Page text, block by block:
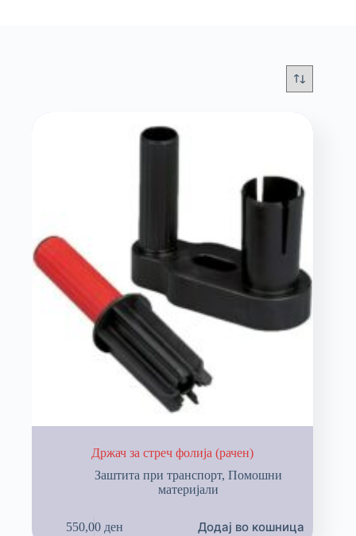
Држач за стреч фолија (рачен)
Заштита при транспорт,Помошни
материјали
550,00 ден Додај во кошница